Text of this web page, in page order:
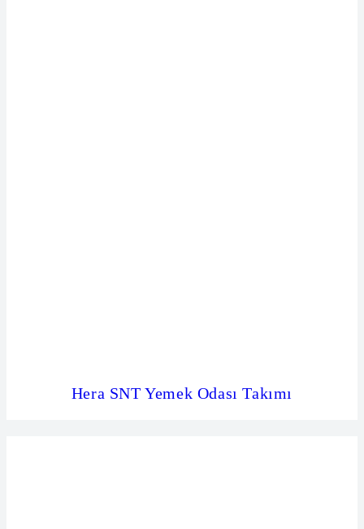
Hera SNT Yemek Odası Takımı